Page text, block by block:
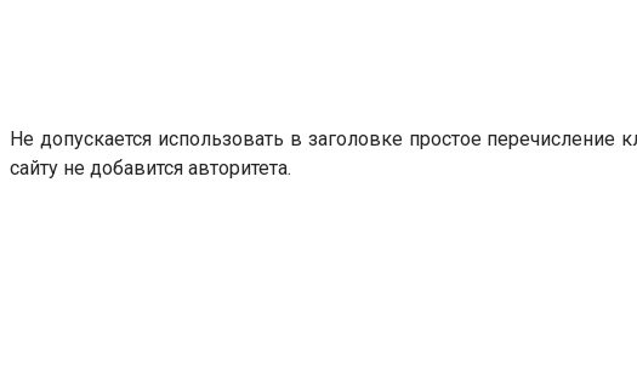
Не допускается использовать в заголовке простое
сайту не добавится авторитета.